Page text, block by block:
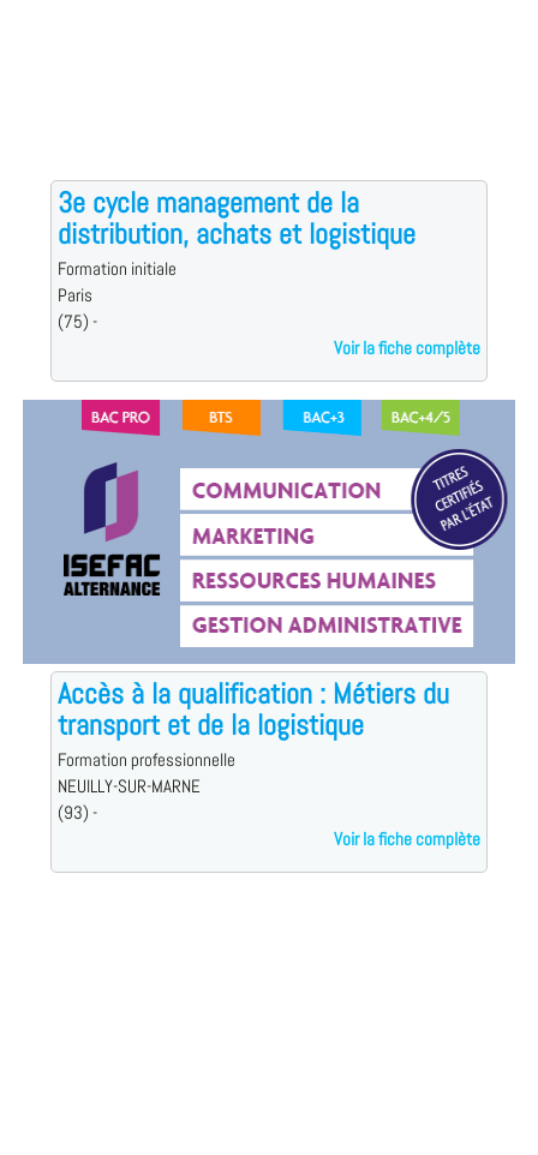
3e cycle management de la
distribution, achats et logistique
Formation initiale
Paris
(75) -
Voir la fiche complète
Accès à la qualification : Métiers du
transport et de la logistique
Formation professionnelle
NEUILLY-SUR-MARNE
(93) -
Voir la fiche complète